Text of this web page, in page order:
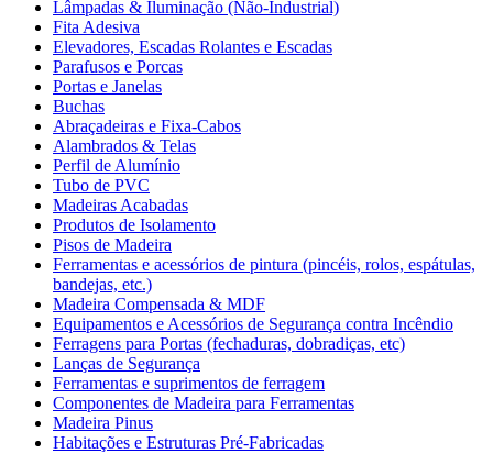
Lâmpadas & Iluminação (Não-Industrial)
Fita Adesiva
Elevadores, Escadas Rolantes e Escadas
Parafusos e Porcas
Portas e Janelas
Buchas
Abraçadeiras e Fixa-Cabos
Alambrados & Telas
Perfil de Alumínio
Tubo de PVC
Madeiras Acabadas
Produtos de Isolamento
Pisos de Madeira
Ferramentas e acessórios de pintura (pincéis, rolos, espátulas,
bandejas, etc.)
Madeira Compensada & MDF
Equipamentos e Acessórios de Segurança contra Incêndio
Ferragens para Portas (fechaduras, dobradiças, etc)
Lanças de Segurança
Ferramentas e suprimentos de ferragem
Componentes de Madeira para Ferramentas
Madeira Pinus
Habitações e Estruturas Pré-Fabricadas